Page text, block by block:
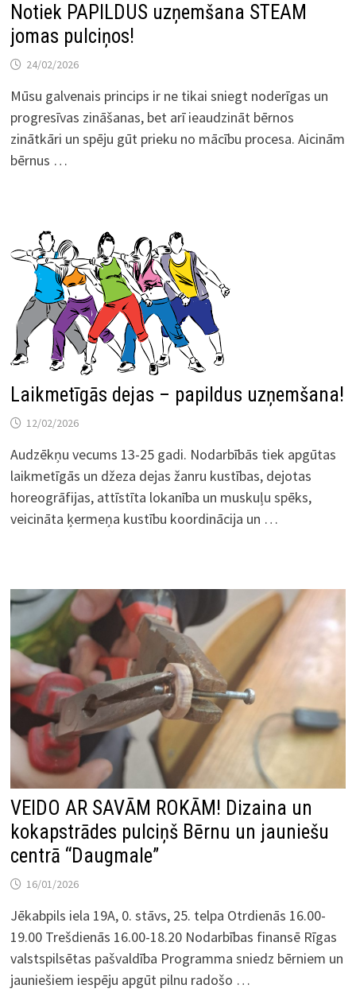
Notiek PAPILDUS uzņemšana STEAM
jomas pulciņos!
24/02/2026
Mūsu galvenais princips ir ne tikai sniegt noderīgas un
progresīvas zināšanas, bet arī ieaudzināt bērnos
zinātkāri un spēju gūt prieku no mācību procesa. Aicinām
bērnus …
Laikmetīgās dejas – papildus uzņemšana!
12/02/2026
Audzēkņu vecums 13-25 gadi. Nodarbībās tiek apgūtas
laikmetīgās un džeza dejas žanru kustības, dejotas
horeogrāfijas, attīstīta lokanība un muskuļu spēks,
veicināta ķermeņa kustību koordinācija un …
VEIDO AR SAVĀM ROKĀM! Dizaina un
kokapstrādes pulciņš Bērnu un jauniešu
centrā “Daugmale”
16/01/2026
Jēkabpils iela 19A, 0. stāvs, 25. telpa Otrdienās 16.00-
19.00 Trešdienās 16.00-18.20 Nodarbības finansē Rīgas
valstspilsētas pašvaldība Programma sniedz bērniem un
jauniešiem iespēju apgūt pilnu radošo …